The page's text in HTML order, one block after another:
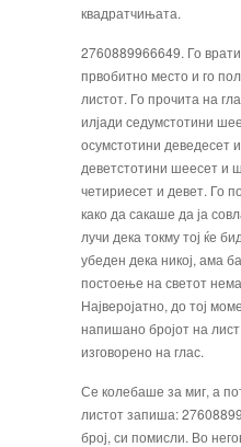
квадратчињата.
2760889966649. Го
првобитно место и го
листот. Го прочита на
илјади седумстотини
осумстотини деведесет
деветстотини шеесет и
четириесет и де­вет. Го
како да сакаше да ја
лучи дека токму тој ќе
убеден дека никој, ама
постоење на светот
Најверојатно, до тој
напишано бројот на
изгово­рено на глас.
Се колебаше за миг, а
листот запиша:
број, си помисли. Во